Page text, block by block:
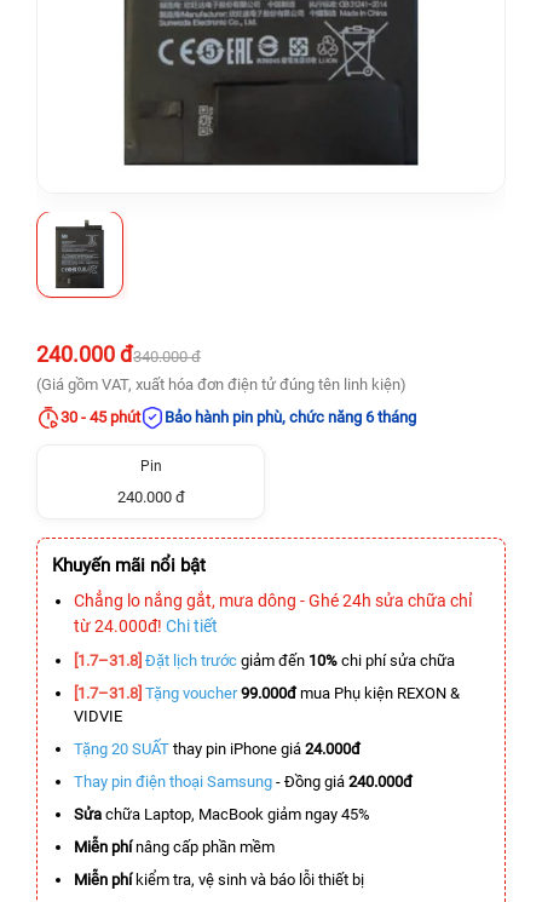
240.000 đ340.000 đ
(Giá gồm VAT, xuất hóa đơn điện tử đúng tên linh kiện)
30 - 45 phút
Bảo hành pin phù, chức năng 6 tháng
Pin
240.000 đ
Khuyến mãi nổi bật
Chẳng lo nắng gắt, mưa dông - Ghé 24h sửa chữa chỉ
từ 24.000đ! Chi tiết
[1.7–31.8] Đặt lịch trước giảm đến 10% chi phí sửa chữa
[1.7–31.8] Tặng voucher 99.000đmua Phụ kiện REXON &
VIDVIE
Tặng 20 SUẤT thay pin iPhone giá 24.000đ
Thay pin điện thoại Samsung - Đồng giá 240.000đ
Sửa chữa Laptop, MacBook giảm ngay 45%
Miễn phínâng cấp phần mềm
Miễn phíkiểm tra, vệ sinh và báo lỗi thiết bị